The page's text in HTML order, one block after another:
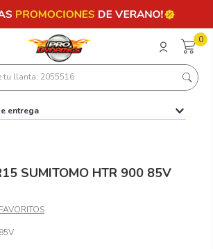
0
tu llanta: 2055516
entrega
SUMITOMO HTR 900 85V
Términos más buscados